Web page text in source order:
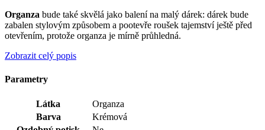
Organza bude také skvělá jako balení na malý dárek: dárek bude
zabalen stylovým způsobem a pootevře roušek tajemství ještě před
otevřením, protože organza je mírně průhledná.
Zobrazit celý popis
Parametry
Látka
Organza
Barva
Krémová